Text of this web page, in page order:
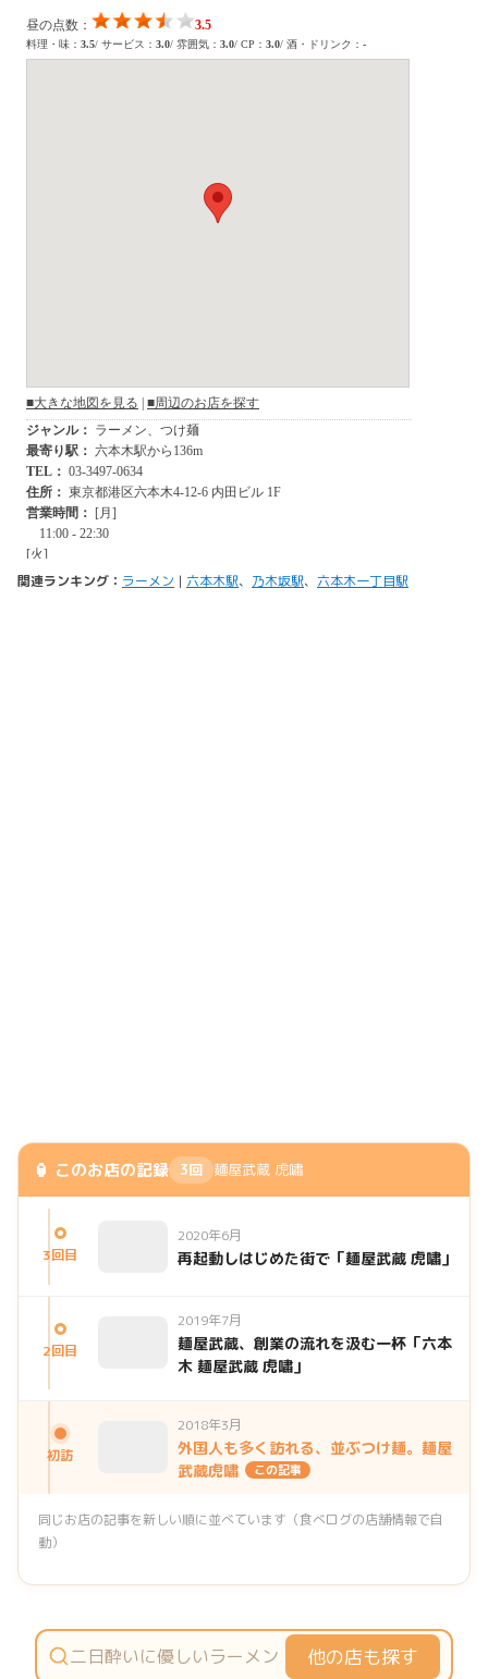
関連ランキング： ラーメン | 六本木駅、 乃木坂駅、 六本木一丁目駅
🏮 このお店の記録 3回 麺屋武蔵 虎嘯
3回目
2020年6月
再起動しはじめた街で「麺屋武蔵 虎嘯」
2回目
2019年7月
麺屋武蔵、創業の流れを汲む一杯「六本
木 麺屋武蔵 虎嘯」
初訪
2018年3月
外国人も多く訪れる、並ぶつけ麺。麺屋
武蔵虎嘯
この記事
同じお店の記事を新しい順に並べています（食べログの店舗情報で自
動）
他の店も探す